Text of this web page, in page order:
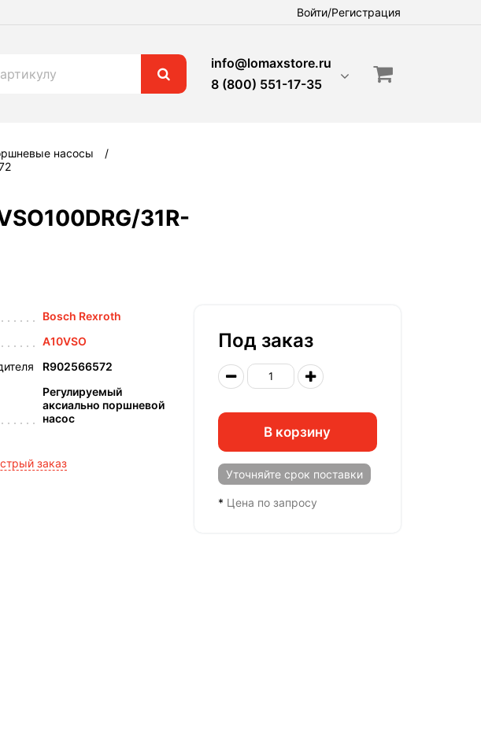
Войти/Регистрация
info@lomaxstore.ru
8 (800) 551-17-35
насосы
31R-
Bosch Rexroth
A10VSO
R902566572
Регулируемый
аксиально поршневой
насос
заказ
Под заказ
В корзину
Уточняйте срок поставки
* Цена по запросу